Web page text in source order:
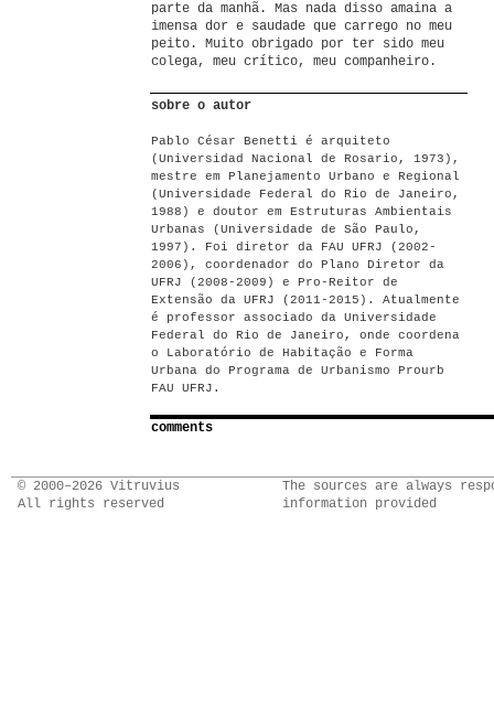
parte da manhã. Mas nada disso amaina a
imensa dor e saudade que carrego no meu
peito. Muito obrigado por ter sido meu
colega, meu crítico, meu companheiro.
sobre o autor
Pablo César Benetti é arquiteto
(Universidad Nacional de Rosario, 1973),
mestre em Planejamento Urbano e Regional
(Universidade Federal do Rio de Janeiro,
1988) e doutor em Estruturas Ambientais
Urbanas (Universidade de São Paulo,
1997). Foi diretor da FAU UFRJ (2002-
2006), coordenador do Plano Diretor da
UFRJ (2008-2009) e Pro-Reitor de
Extensão da UFRJ (2011-2015). Atualmente
é professor associado da Universidade
Federal do Rio de Janeiro, onde coordena
o Laboratório de Habitação e Forma
Urbana do Programa de Urbanismo Prourb
FAU UFRJ.
comments
© 2000–2026 Vitruvius
All rights reserved
The sources are always
information provided